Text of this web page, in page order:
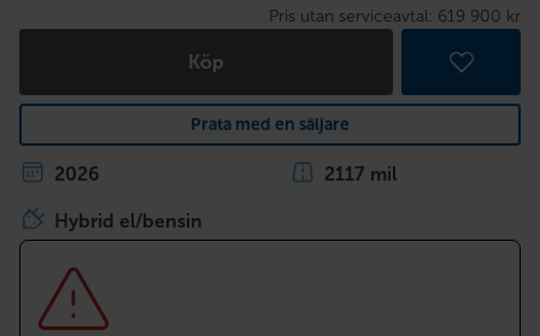
Pris utan serviceavtal: 619 900 kr
Köp
Prata med en säljare
2026 2117 mil
Hybrid el/bensin